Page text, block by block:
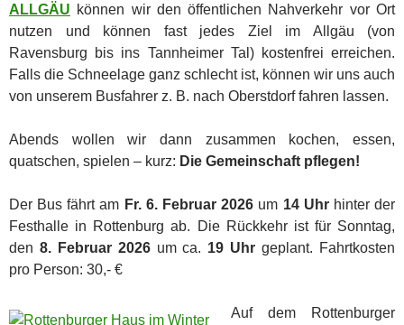
ALLGÄU können wir den öffentlichen Nahverkehr vor Ort
nutzen und können fast jedes Ziel im Allgäu (von
Ravensburg bis ins Tannheimer Tal) kostenfrei erreichen.
Falls die Schneelage ganz schlecht ist, können wir uns auch
von unserem Busfahrer z. B. nach Oberstdorf fahren lassen.
Abends wollen wir dann zusammen kochen, essen,
quatschen, spielen – kurz: Die Gemeinschaft pflegen!
Der Bus fährt am Fr. 6. Februar 2026 um 14 Uhrhinter der
Festhalle in Rottenburg ab. Die Rückkehr ist für Sonntag,
den 8. Februar 2026um ca. 19 Uhr geplant. Fahrtkosten
pro Person: 30,‑ €
Auf dem Rottenburger